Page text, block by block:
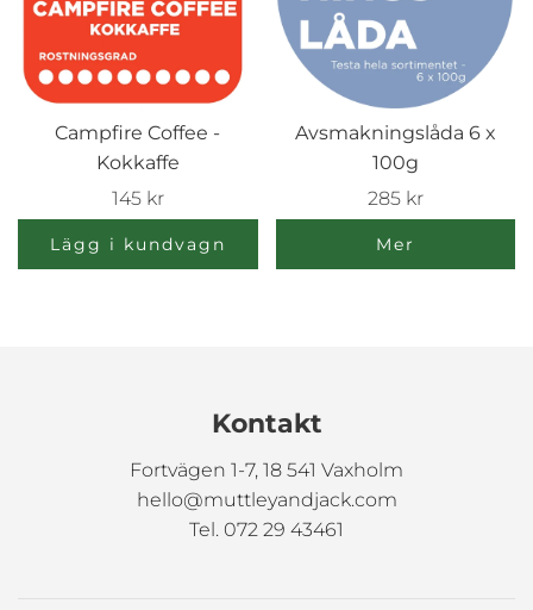
Campfire Coffee -
Kokkaffe
145 kr
Lägg i kundvagn
Avsmakningslåda 6 x
100g
285 kr
Mer
Kontakt
Fortvägen 1-7, 18 541 Vaxholm
hello@muttleyandjack.com
Tel. 072 29 43461